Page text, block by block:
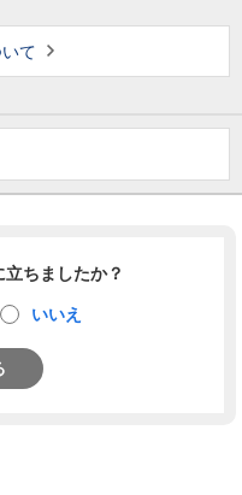
て
ちましたか？
いいえ